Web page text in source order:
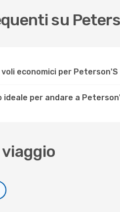
su
economici per
ideale per andare a